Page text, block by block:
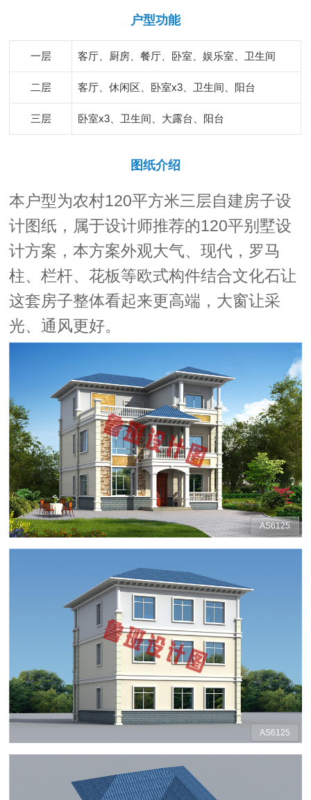
户型功能
一层 客厅、厨房、餐厅、卧室、娱乐室、卫生间
二层 客厅、休闲区、卧室x3、卫生间、阳台
三层 卧室x3、卫生间、大露台、阳台
图纸介绍
本户型为农村120平方米三层自建房子设
计图纸，属于设计师推荐的120平别墅设
计方案，本方案外观大气、现代，罗马
柱、栏杆、花板等欧式构件结合文化石让
这套房子整体看起来更高端，大窗让采
光、通风更好。
AS6125
AS6125